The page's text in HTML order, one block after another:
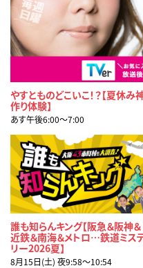
やすとものどこいこ！？【夏休
作り体験】
あす午後6:00〜7:00
誰も知らんキング【阪急＆阪神＆
近鉄＆南海＆メトロ…鉄道ミス
リー2026夏】
8月15日(土) 夜9:58〜10:54